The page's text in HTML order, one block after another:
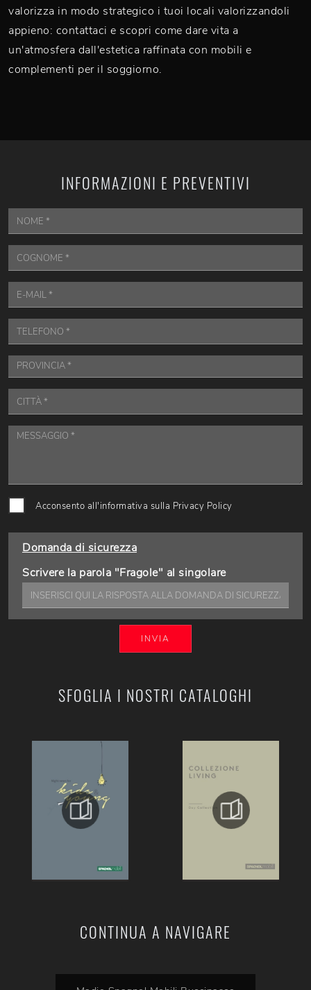
valorizza in modo strategico i tuoi locali valorizzandoli
appieno: contattaci e scopri come dare vita a
un'atmosfera dall'estetica raffinata con mobili e
complementi per il soggiorno.
SFOGLIA I NOSTRI CATALOGHI
CONTINUA A NAVIGARE
INFORMAZIONI E PREVENTIVI
Acconsento all'informativa sulla Privacy Policy
Domanda di sicurezza
Scrivere la parola "Fragole" al singolare
INVIA